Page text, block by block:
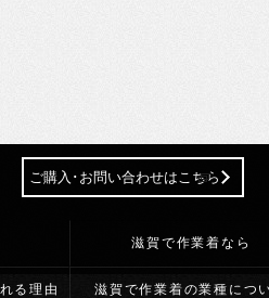
ご購入･お問い合わせはこちら
滋賀で作業着なら
る理由 滋賀で作業着の業種につ